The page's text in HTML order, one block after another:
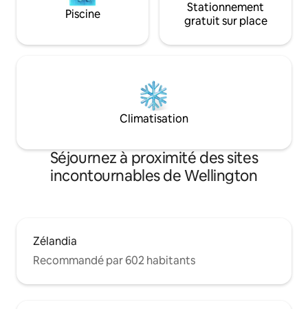
à 25 minutes en train du centre de
Wellington ou de la côte de Kapiti. Nous
de pêche, des planches de paddle
Piscine
Stationnement
gratuit sur place
Climatisation
Séjournez à proximité des sites
incontournables de Wellington
Zélandia
Recommandé par 602 habitants